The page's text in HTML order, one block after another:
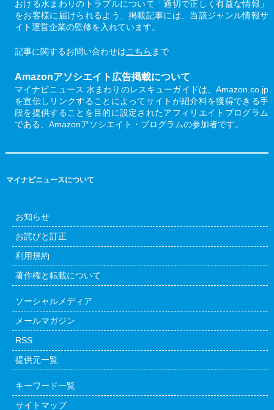
おける水まわりのトラブルについて「適切で正しく有益な情報」
をお客様に届けられるよう、掲載記事には、当該ジャンル情報サ
イト運営企業の監修を入れています。
記事に関するお問い合わせはこちら まで
Amazonアソシエイト広告掲載について
マイナビニュース 水まわりのレスキューガイドは、Amazon.co.jp
を宣伝しリンクすることによってサイトが紹介料を獲得できる手
段を提供することを目的に設定されたアフィリエイトプログラム
である、Amazonアソシエイト・プログラムの参加者です。
マイナビニュースについて
お知らせ
お詫びと訂正
利用規約
著作権と転載について
ソーシャルメディア
メールマガジン
RSS
提供元一覧
キーワード一覧
サイトマップ